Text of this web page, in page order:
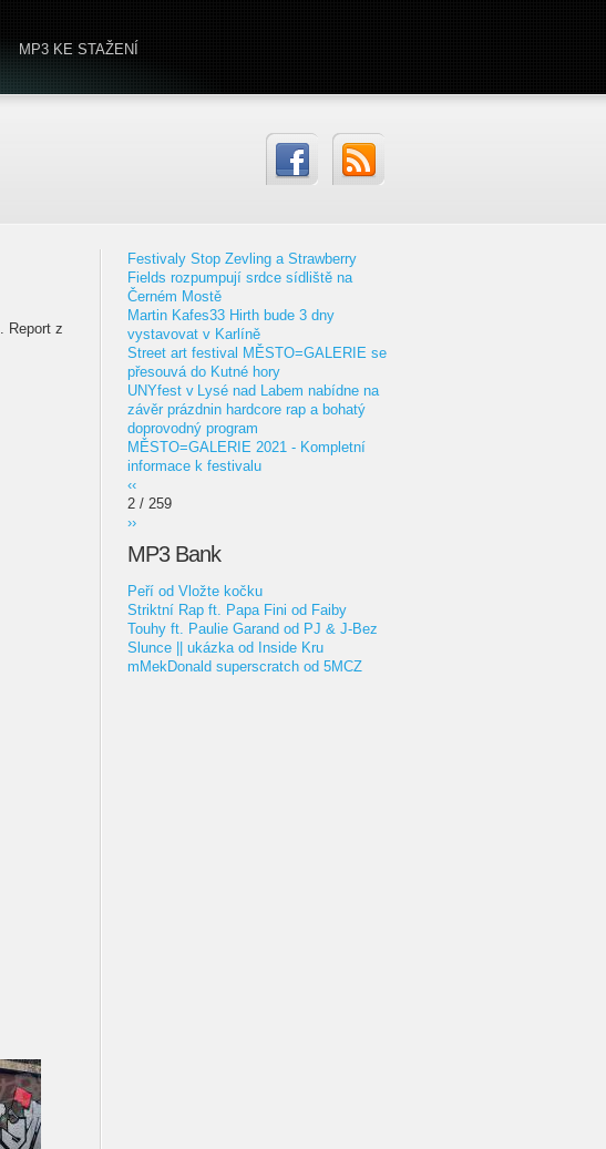
MP3 KE STAŽENÍ
. Report z
Festivaly Stop Zevling a Strawberry
Fields rozpumpují srdce sídliště na
Černém Mostě
Martin Kafes33 Hirth bude 3 dny
vystavovat v Karlíně
Street art festival MĚSTO=GALERIE se
přesouvá do Kutné hory
UNYfest v Lysé nad Labem nabídne na
závěr prázdnin hardcore rap a bohatý
doprovodný program
MĚSTO=GALERIE 2021 - Kompletní
informace k festivalu
‹‹
2 / 259
››
MP3 Bank
Peří od Vložte kočku
Striktní Rap ft. Papa Fini od Faiby
Touhy ft. Paulie Garand od PJ & J-Bez
Slunce || ukázka od Inside Kru
mMekDonald superscratch od 5MCZ